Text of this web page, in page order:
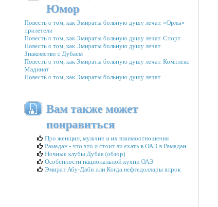
Юмор
Повесть о том, как Эмираты больную душу лечат. «Орлы»
прилетели
Повесть о том, как Эмираты больную душу лечат. Спорт
Повесть о том, как Эмираты больную душу лечат.
Знакомство с Дубаем
Повесть о том, как Эмираты больную душу лечат. Комплекс
Мадинат
Повесть о том, как Эмираты больную душу лечат
Вам также может
понравиться
Про женщин, мужчин и их взаимоотношения
Рамадан - что это и стоит ли ехать в ОАЭ в Рамадан
Ночные клубы Дубая (обзор)
Особенности национальной кухни ОАЭ
Эмират Абу-Даби или Когда нефтедоллары впрок